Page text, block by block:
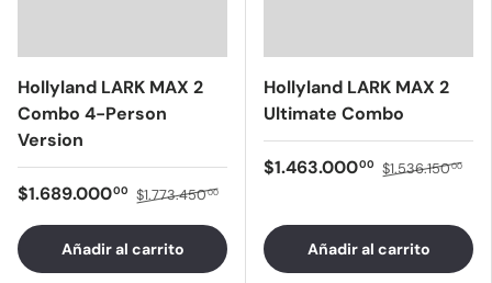
Hollyland LARK MAX 2
Combo 4-Person
Version
$1.689.00000 $1.773.45000
Añadir al carrito
Hollyland LARK MAX 2
Ultimate Combo
$1.463.00000 $1.536.15000
Añadir al carrito